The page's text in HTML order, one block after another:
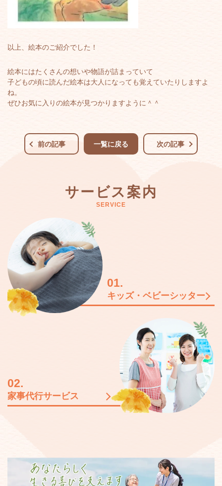
以上、絵本のご紹介でした！
絵本にはたくさんの想いや物語が詰まっていて
子どもの頃に読んだ絵本は大人になっても覚えていたりしますよ
ね。
ぜひお気に入りの絵本が見つかりますように＾＾
前の記事 一覧に戻る 次の記事
サービス案内
SERVICE
01.
キッズ・ベビーシッター
02.
家事代行サービス